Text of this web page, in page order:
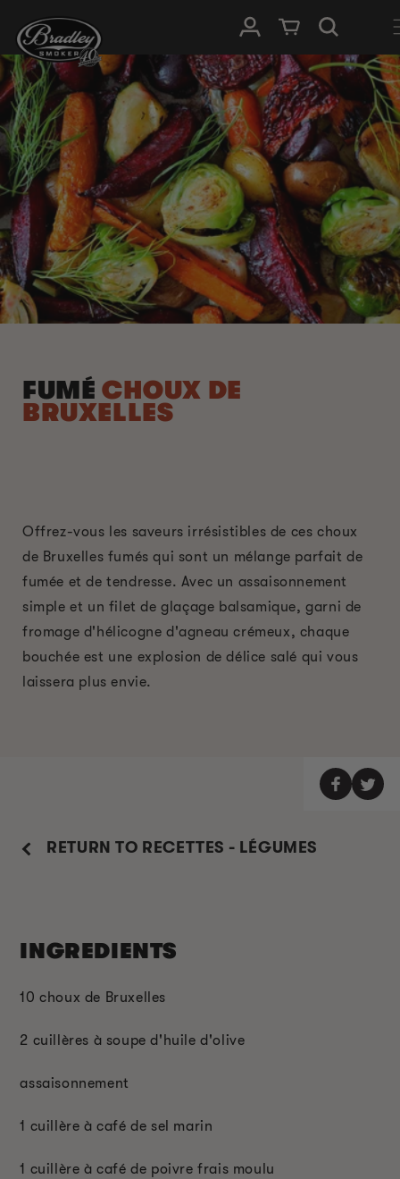
PASSER AU
CONTENU
ConnexionPanier
FUMÉ CHOUX DE
BRUXELLES
Offrez-vous les saveurs irrésistibles de ces choux
de Bruxelles fumés qui sont un mélange parfait de
fumée et de tendresse. Avec un assaisonnement
simple et un filet de glaçage balsamique, garni de
fromage d'hélicogne d'agneau crémeux, chaque
bouchée est une explosion de délice salé qui vous
laissera plus envie.
RETURN TO RECETTES - LÉGUMES
INGREDIENTS
10 choux de Bruxelles
2 cuillères à soupe d'huile d'olive
assaisonnement
1 cuillère à café de sel marin
1 cuillère à café de poivre frais moulu